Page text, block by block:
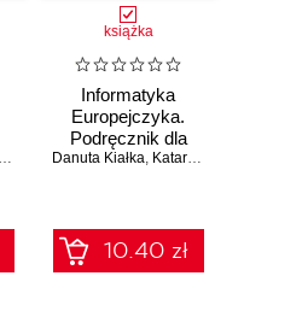
książka
Informatyka
Europejczyka.
Podręcznik dla
szkoły
Danuta Kiałka, Katarzyna Kiałka
10.40 zł